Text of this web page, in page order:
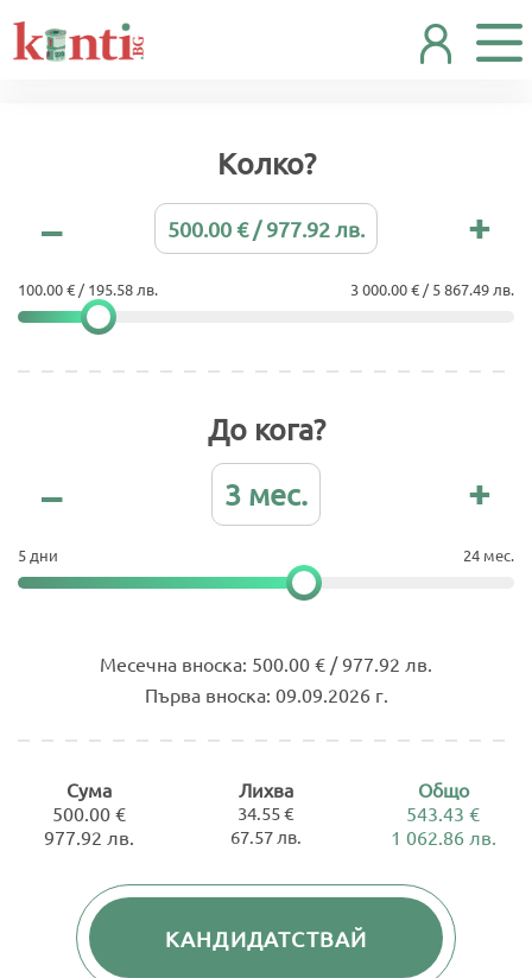
Колко?
500.00 € / 977.92 лв.
100.00 € / 195.58 лв. 3 000.00 € / 5 867.49 лв.
До кога?
3 мес.
5 дни 24 мес.
Месечна вноска: 500.00 € / 977.92 лв.
Първа вноска: 09.09.2026 г.
Сума
500.00 €
977.92 лв.
Лихва
34.55 €
67.57 лв.
Общо
543.43 €
1 062.86 лв.
КАНДИДАТСТВАЙ